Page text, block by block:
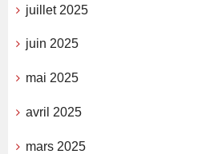
juillet 2025
juin 2025
mai 2025
avril 2025
mars 2025